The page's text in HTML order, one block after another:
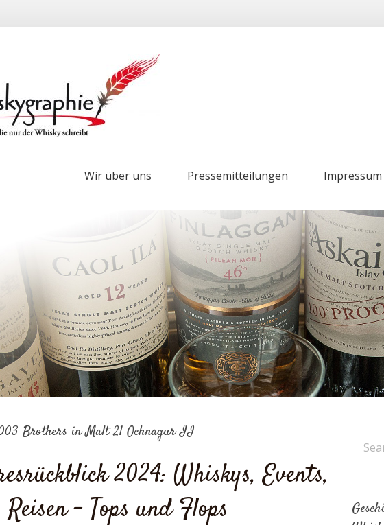
Wir über uns Pressemitteilungen Impressum
Brothers in Malt 21 Ochnagur II
2024: Whiskys, Events,
– Tops und Flops